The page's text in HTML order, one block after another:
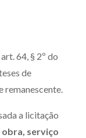
64, § 2º do
de
remanescente.
a licitação
obra, serviço